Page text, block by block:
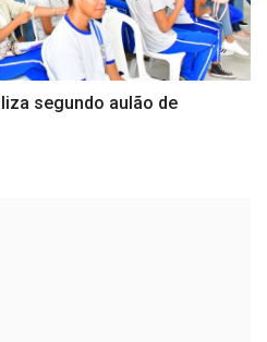
segundo aulão de